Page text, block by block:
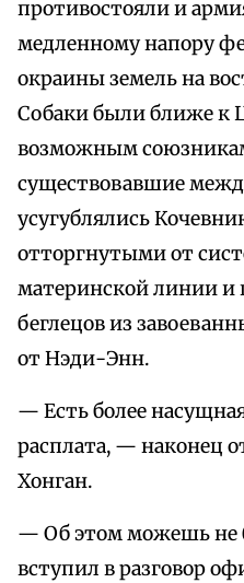
противостояли и
медленному напору
окраины земель на
Собаки были ближе к
возможным
существовавшие
усугублялись
отторгнутыми от
материнской линии
беглецов из
от Нэди-Энн.
— Есть более
расплата, — наконец
Хонган.
— Об этом можешь не
вступил в разговор